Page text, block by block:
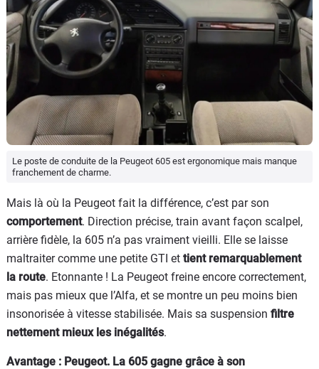
Le poste de conduite de la Peugeot 605 est ergonomique mais manque
franchement de charme.
Mais là où la Peugeot fait la différence, c’est par son
comportement. Direction précise, train avant façon scalpel,
arrière fidèle, la 605 n’a pas vraiment vieilli. Elle se laisse
maltraiter comme une petite GTI et tient remarquablement
la route. Etonnante ! La Peugeot freine encore correctement,
mais pas mieux que l’Alfa, et se montre un peu moins bien
insonorisée à vitesse stabilisée. Mais sa suspension filtre
nettement mieux les inégalités.
Avantage : Peugeot. La 605 gagne grâce à son